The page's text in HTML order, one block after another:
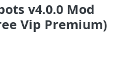
v4.0.0 Mod
Vip Premium)